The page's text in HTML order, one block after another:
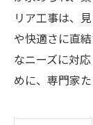
リア工事は、
や快適さに直
なニーズに対
めに、専門家